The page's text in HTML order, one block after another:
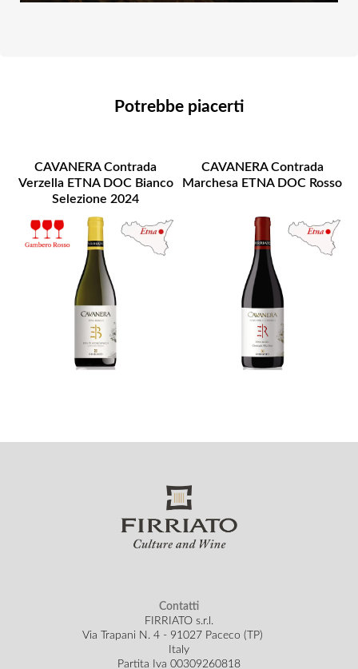
Potrebbe piacerti
CAVANERA Contrada
Verzella ETNA DOC Bianco
Selezione 2024
CAVANERA Contrada
Marchesa ETNA DOC Rosso
Contatti
FIRRIATO s.r.l.
Via Trapani N. 4 - 91027 Paceco (TP)
Italy
Partita Iva 00309260818